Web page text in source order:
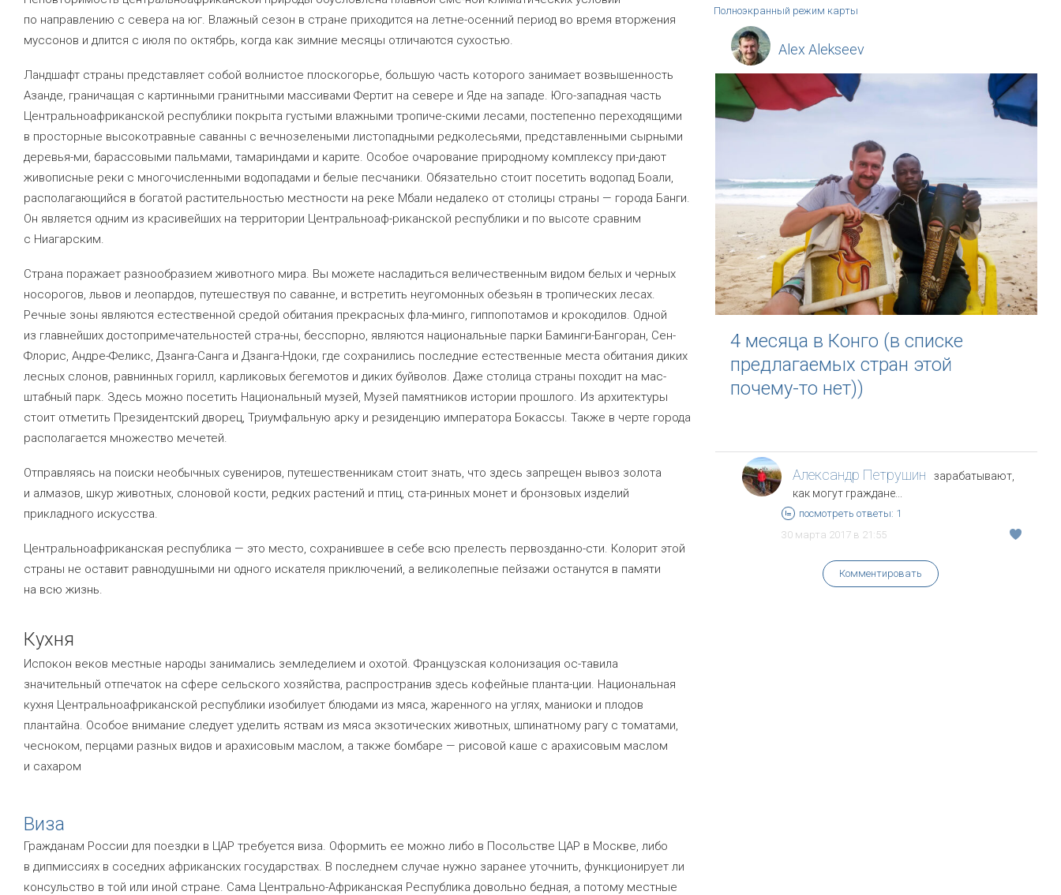
Полноэкранный режим карты
Alex Alekseev
4 месяца в Конго (в списке
предлагаемых стран этой
почему-то нет))
Александр Петрушин
зарабатывают,
как могут граждане...
посмотреть ответы: 1
30 марта 2017 в 21:55
Комментировать
по направлению с севера на юг. Влажный сезон в стране приходится на летне-осенний период во время вторжения
муссонов и длится с июля по октябрь, когда как зимние месяцы отличаются сухостью.
Ландшафт страны представляет собой волнистое плоскогорье, большую часть которого занимает возвышенность
Азанде, граничащая с картинными гранитными массивами Фертит на севере и Яде на западе. Юго-западная часть
Центральноафриканской республики покрыта густыми влажными тропиче-скими лесами, постепенно переходящими
в просторные высокотравные саванны с вечнозелеными листопадными редколесьями, представленными сырными
деревья-ми, барассовыми пальмами, тамариндами и карите. Особое очарование природному комплексу при-дают
живописные реки с многочисленными водопадами и белые песчаники. Обязательно стоит посетить водопад Боали,
располагающийся в богатой растительностью местности на реке Мбали недалеко от столицы страны — города Банги.
Он является одним из красивейших на территории Центральноаф-риканской республики и по высоте сравним
с Ниагарским.
Страна поражает разнообразием животного мира. Вы можете насладиться величественным видом белых и черных
носорогов, львов и леопардов, путешествуя по саванне, и встретить неугомонных обезьян в тропических лесах.
Речные зоны являются естественной средой обитания прекрасных фла-минго, гиппопотамов и крокодилов. Одной
из главнейших достопримечательностей стра-ны, бесспорно, являются национальные парки Баминги-Бангоран, Сен-
Флорис, Андре-Феликс, Дзанга-Санга и Дзанга-Ндоки, где сохранились последние естественные места обитания диких
лесных слонов, равнинных горилл, карликовых бегемотов и диких буйволов. Даже столица страны походит на мас-
штабный парк. Здесь можно посетить Национальный музей, Музей памятников истории прошлого. Из архитектуры
стоит отметить Президентский дворец, Триумфальную арку и резиденцию императора Бокассы. Также в черте города
располагается множество мечетей.
Отправляясь на поиски необычных сувениров, путешественникам стоит знать, что здесь запрещен вывоз золота
и алмазов, шкур животных, слоновой кости, редких растений и птиц, ста-ринных монет и бронзовых изделий
прикладного искусства.
Центральноафриканская республика — это место, сохранившее в себе всю прелесть первозданно-сти. Колорит этой
страны не оставит равнодушными ни одного искателя приключений, а великолепные пейзажи останутся в памяти
на всю жизнь.
Кухня
Испокон веков местные народы занимались земледелием и охотой. Французская колонизация ос-тавила
значительный отпечаток на сфере сельского хозяйства, распространив здесь кофейные планта-ции. Национальная
кухня Центральноафриканской республики изобилует блюдами из мяса, жаренного на углях, маниоки и плодов
плантайна. Особое внимание следует уделить яствам из мяса экзотических животных, шпинатному рагу с томатами,
чесноком, перцами разных видов и арахисовым маслом, а также бомбаре — рисовой каше с арахисовым маслом
и сахаром
Виза
Гражданам России для поездки в ЦАР требуется виза. Оформить ее можно либо в Посольстве ЦАР в Москве, либо
в дипмиссиях в соседних африканских государствах. В последнем случае нужно заранее уточнить, функционирует ли
консульство в той или иной стране. Сама Центрально-Африканская Республика довольно бедная, а потому местные